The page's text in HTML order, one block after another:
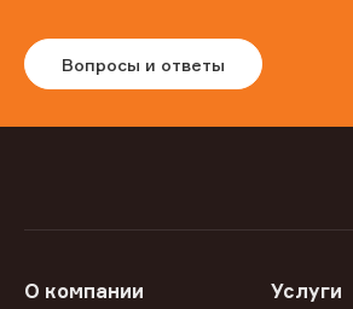
Вопросы и ответы
О компании Услуги